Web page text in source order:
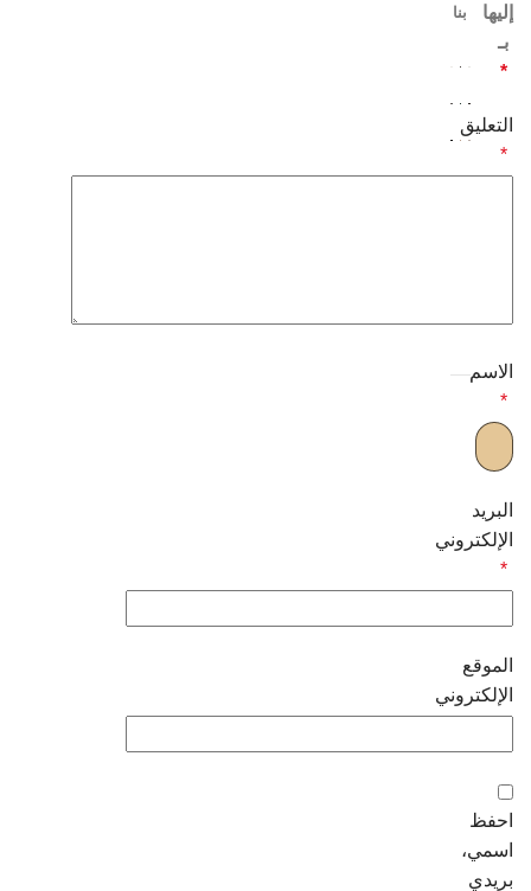
إليها
بـ
*
التعليق
*
الاسم
*
البريد
الإلكتروني
*
الموقع
الإلكتروني
احفظ
اسمي،
بريدي
بنا